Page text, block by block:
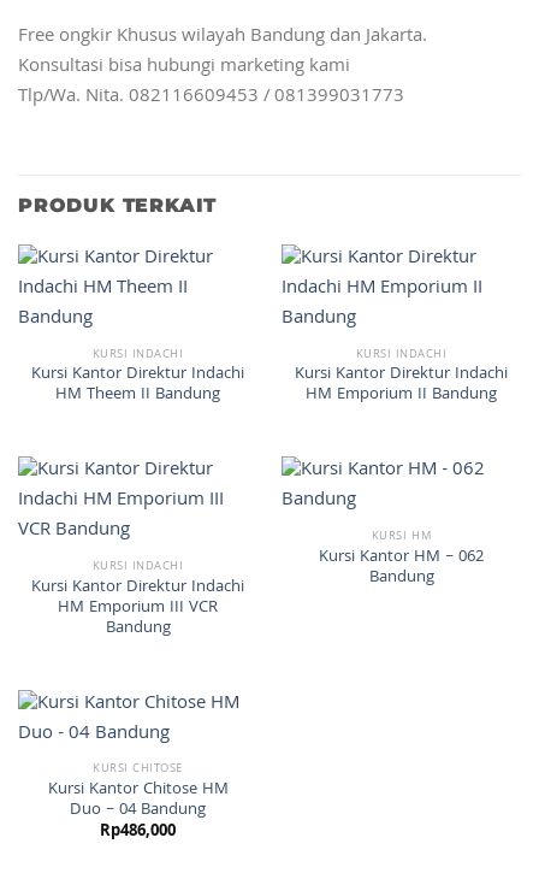
Free ongkir Khusus wilayah Bandung dan Jakarta.
Konsultasi bisa hubungi marketing kami
Tlp/Wa. Nita. 082116609453 / 081399031773
PRODUK TERKAIT
KURSI INDACHI
Kursi Kantor Direktur Indachi
HM Theem II Bandung
KURSI INDACHI
Kursi Kantor Direktur Indachi
HM Emporium II Bandung
KURSI INDACHI
Kursi Kantor Direktur Indachi
HM Emporium III VCR
Bandung
KURSI HM
Kursi Kantor HM – 062
Bandung
KURSI CHITOSE
Kursi Kantor Chitose HM
Duo – 04 Bandung
Rp486,000